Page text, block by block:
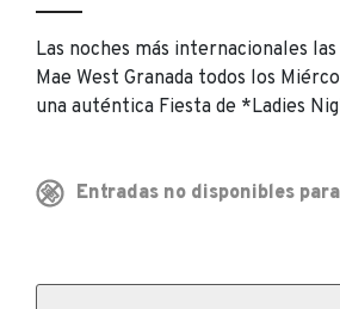
Las noches más internacionales
Mae West Granada todos los
una auténtica Fiesta de *Ladies
Entradas no disponibles